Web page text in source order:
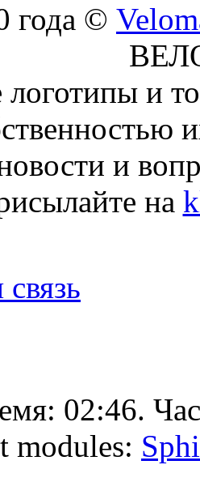
года ©
логотипы и
и
на
02:46.
modules: